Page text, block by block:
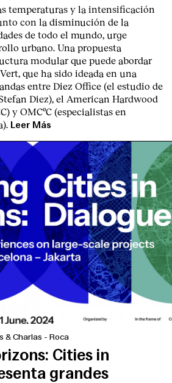
temperaturas y la intensificación
con la disminución de la
de todo el mundo, urge
urbano. Una propuesta
modular que puede abordar
que ha sido ideada en una
entre Diez Office (el estudio de
Diez), el American Hardwood
y OMCºC (especialistas en
Leer Más
& Charlas - Roca
Cities in
grandes